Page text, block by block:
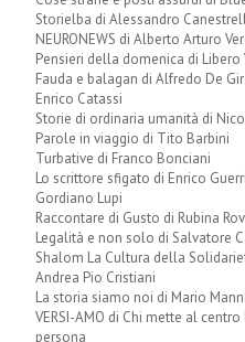
Storielba di Alessandro
NEURONEWS di Alberto Arturo
Pensieri della domenica di Libero
Fauda e balagan di Alfredo De
Enrico Catassi
Storie di ordinaria umanità di
Parole in viaggio di Tito Barbini
Turbative di Franco Bonciani
Lo scrittore sfigato di Enrico
Gordiano Lupi
Raccontare di Gusto di Rubina
Legalità e non solo di Salvatore
Shalom La Cultura della
Andrea Pio Cristiani
La storia siamo noi di Mario
VERSI-AMO di Chi mette al centro
persona